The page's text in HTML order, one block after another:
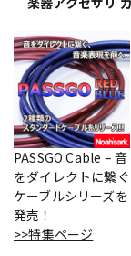
エレキギ
ベース
ドラム
PASSGO Cable – 音
をダイレクトに繋ぐ
ケーブルシリーズを
発売！
>>特集ページ